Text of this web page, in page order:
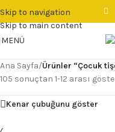
Skip to navigation
Skip to main content
MENÜ
Ana Sayfa/Ürünler “Çocuk
105 sonuçtan 1-12 arası
Kenar çubuğunu göster